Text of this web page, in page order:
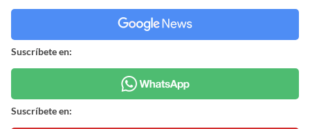
Suscríbete en:
Suscríbete en: